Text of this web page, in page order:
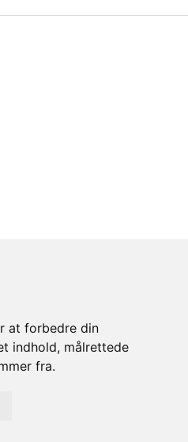
at forbedre din
indhold, målrettede
fra.